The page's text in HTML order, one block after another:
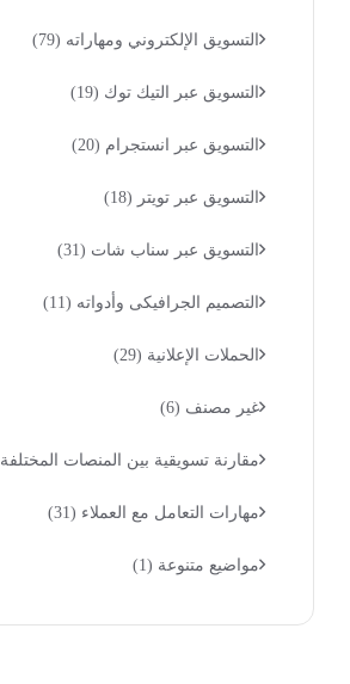
التسويق الإلكتروني ومهاراته (79)
التسويق عبر التيك توك (19)
التسويق عبر انستجرام (20)
التسويق عبر تويتر (18)
التسويق عبر سناب شات (31)
التصميم الجرافيكى وأدواته (11)
الحملات الإعلانية (29)
غير مصنف (6)
مقارنة تسويقية بين المنصات المختلفة
مهارات التعامل مع العملاء (31)
مواضيع متنوعة (1)